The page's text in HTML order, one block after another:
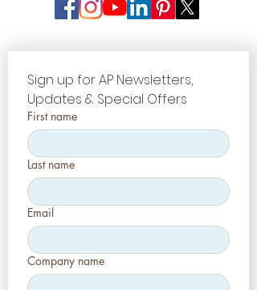
Sign up for AP Newsletters,
Updates & Special Offers
First name
Last name
Email
Company name